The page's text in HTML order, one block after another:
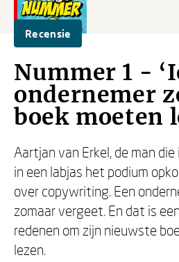
Recensie
Nummer 1 -
ondernemer
boek moeten
Aartjan van Erkel, de man
in een labjas het podium
over copywriting. Een
zomaar vergeet. En dat is
redenen om zijn nieuwste
lezen.